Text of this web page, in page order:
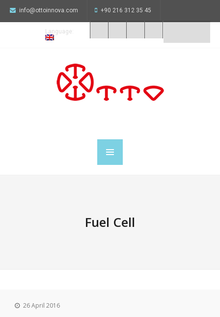
info@ottoinnova.com +90 216 312 35 45
Language:
Fuel Cell
26 April 2016